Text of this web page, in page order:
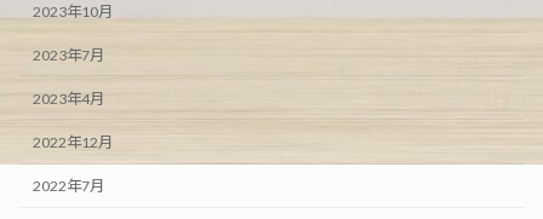
2023年10月
2023年7月
2023年4月
2022年12月
2022年7月